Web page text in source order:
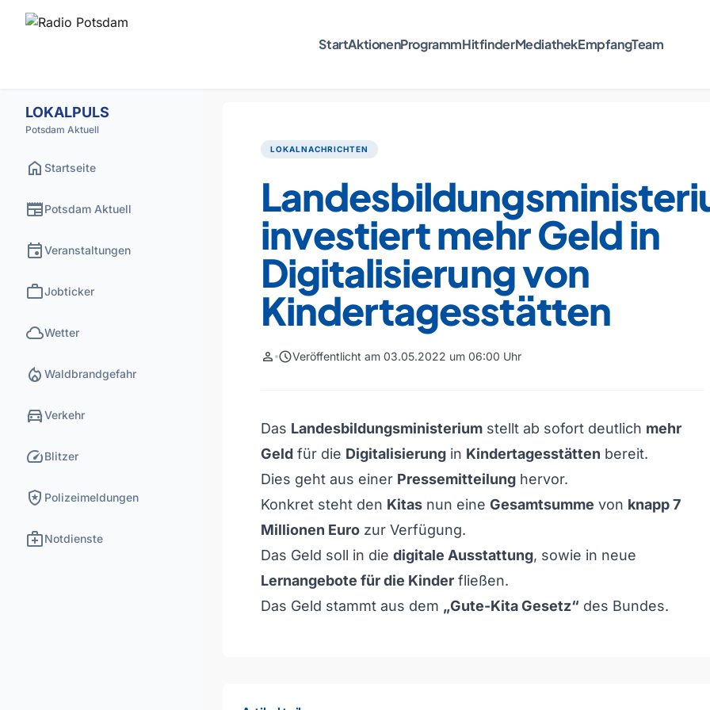
StartAktionenProgrammHitfinderMediathekEmpfangTeam
LOKALPULS
Potsdam Aktuell
home Startseite
newspaperPotsdam Aktuell
eventVeranstaltungen
workJobticker
cloudWetter
local_fire_department Waldbrandgefahr
directions_carVerkehr
speedBlitzer
local_police Polizeimeldungen
medical_servicesNotdienste
LOKALNACHRICHTEN
investiert mehr Geld in
Digitalisierung von
Kindertagesstätten
person scheduleVeröffentlicht am 03.05.2022 um 06:00 Uhr
Das Landesbildungsministerium stellt ab sofort deutlich mehr
Geld für die Digitalisierung in Kindertagesstätten bereit.
Dies geht aus einer Pressemitteilung hervor.
Konkret steht den Kitas nun eine Gesamtsumme von knapp 7
Millionen Euro zur Verfügung.
Das Geld soll in die digitale Ausstattung, sowie in neue
Lernangebote für die Kinder fließen.
Das Geld stammt aus dem „Gute-Kita Gesetz“ des Bundes.